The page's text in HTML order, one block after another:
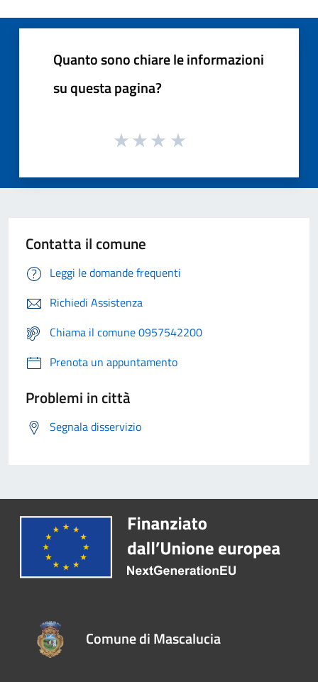
Quanto sono chiare le informazioni
su questa pagina?
Contatta il comune
Leggi le domande frequenti
Richiedi Assistenza
Chiama il comune 0957542200
Prenota un appuntamento
Problemi in città
Segnala disservizio
Comune di Mascalucia